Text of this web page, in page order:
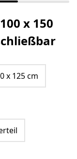
x 150
x 125 cm